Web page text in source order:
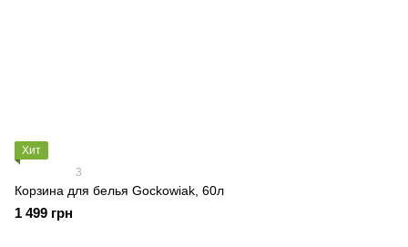
Хит
3
Корзина для белья Gockowiak, 60л
1 499 грн